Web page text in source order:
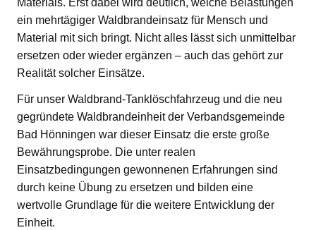
ein mehrtägiger Waldbrandeinsatz für Mensch und
Material mit sich bringt. Nicht alles lässt sich unmittelbar
ersetzen oder wieder ergänzen – auch das gehört zur
Realität solcher Einsätze.
Für unser Waldbrand-Tanklöschfahrzeug und die neu
gegründete Waldbrandeinheit der Verbandsgemeinde
Bad Hönningen war dieser Einsatz die erste große
Bewährungsprobe. Die unter realen
Einsatzbedingungen gewonnenen Erfahrungen sind
durch keine Übung zu ersetzen und bilden eine
wertvolle Grundlage für die weitere Entwicklung der
Einheit.